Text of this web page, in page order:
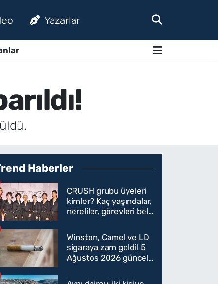
Yazarlar
Haberler
CRUSH grubu üyeleri
kimler? Kaç yaşındalar,
nereliler, görevleri belli
Winston, Camel ve LD
sigaraya zam geldi! 5
Ağustos 2026 güncel
oldu